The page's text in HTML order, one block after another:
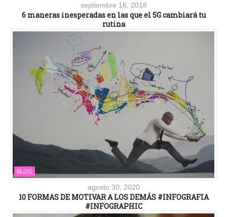
septiembre 16, 2018
6 maneras inesperadas en las que el 5G cambiará tu
rutina
BLOG
agosto 30, 2020
10 FORMAS DE MOTIVAR A LOS DEMÁS #INFOGRAFIA
#INFOGRAPHIC